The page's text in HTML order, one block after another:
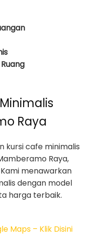
Raya
kursi cafe minimalis
Raya,
menawarkan
dengan model
harga terbaik.
Maps – Klik Disini